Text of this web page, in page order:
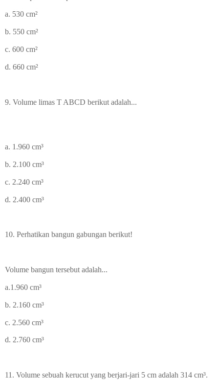
a. 530 cm²
b. 550 cm²
c. 600 cm²
d. 660 cm²
9. Volume limas T ABCD berikut adalah...
a. 1.960 cm³
b. 2.100 cm³
c. 2.240 cm³
d. 2.400 cm³
10. Perhatikan bangun gabungan berikut!
Volume bangun tersebut adalah...
a.1.960 cm³
b. 2.160 cm³
c. 2.560 cm³
d. 2.760 cm³
11. Volume sebuah kerucut yang berjari-jari 5 cm adalah 314 cm³.